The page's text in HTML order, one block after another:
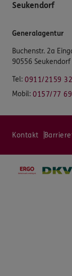
Seukendorf
Generalagentur
Buchenstr. 2a
90556 Seukendorf
Tel: 0911/2159
Mobil: 0157/77
Kontakt